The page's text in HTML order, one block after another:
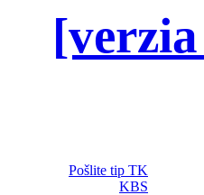
Pošlite tip TK
KBS